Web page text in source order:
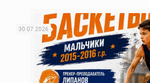
30.07.2026